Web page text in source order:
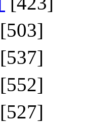
[503]
[537]
[552]
[527]